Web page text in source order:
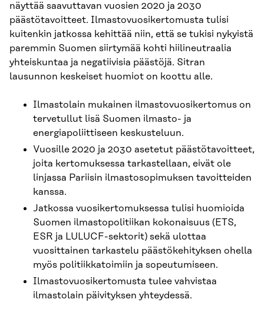
näyttää saavuttavan vuosien 2020 ja 2030
päästötavoitteet. Ilmastovuosikertomusta tulisi
kuitenkin jatkossa kehittää niin, että se tukisi nykyistä
paremmin Suomen siirtymää kohti hiilineutraalia
yhteiskuntaa ja negatiivisia päästöjä. Sitran
lausunnon keskeiset huomiot on koottu alle.
Ilmastolain mukainen ilmastovuosikertomus on
tervetullut lisä Suomen ilmasto- ja
energiapoliittiseen keskusteluun.
Vuosille 2020 ja 2030 asetetut päästötavoitteet,
joita kertomuksessa tarkastellaan, eivät ole
linjassa Pariisin ilmastosopimuksen tavoitteiden
kanssa.
Jatkossa vuosikertomuksessa tulisi huomioida
Suomen ilmastopolitiikan kokonaisuus (ETS,
ESR ja LULUCF-sektorit) sekä ulottaa
vuosittainen tarkastelu päästökehityksen ohella
myös politiikkatoimiin ja sopeutumiseen.
Ilmastovuosikertomusta tulee vahvistaa
ilmastolain päivityksen yhteydessä.